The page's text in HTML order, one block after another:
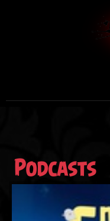
Podcasts